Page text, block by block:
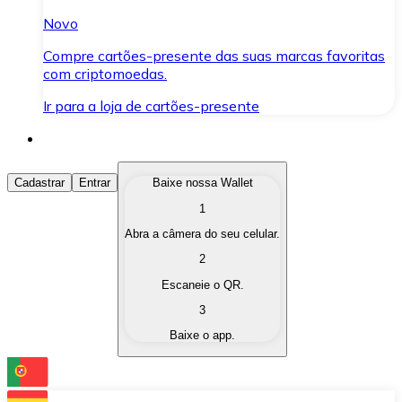
Novo
Compre cartões-presente das suas marcas favoritas
com criptomoedas.
Ir para a loja de cartões-presente
Comprar Criptomoedas
Compre as criptomoedas de seu interesse de forma
Converta suas criptomoedas em moeda fiduciária
Troque uma criptomoeda por outra
Cadastrar Entrar
Baixe nossa Wallet
1
Abra a câmera do seu celular.
2
Escaneie o QR.
3
Baixe o app.